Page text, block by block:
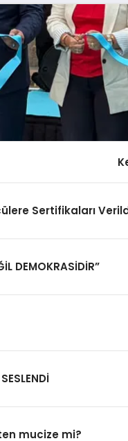
Sertifikaları
DEMOKRASİDİR”
mucize mi?